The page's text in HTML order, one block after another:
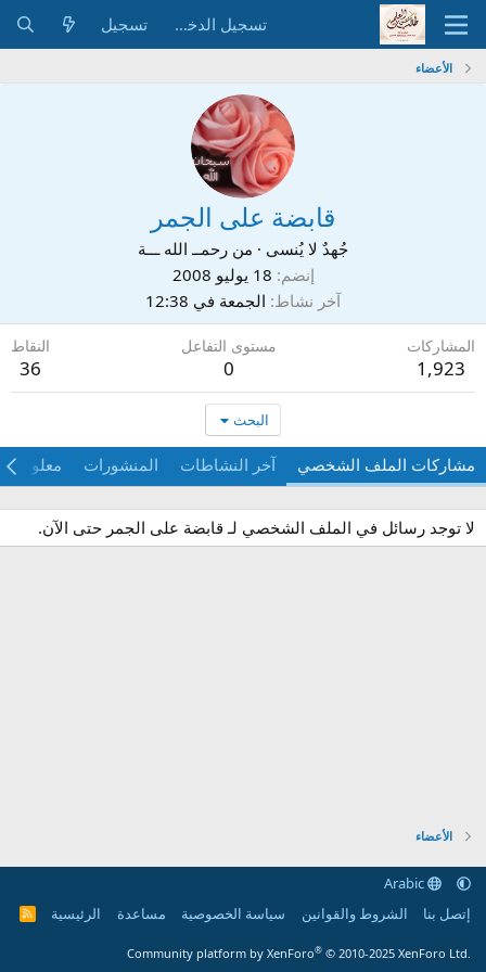
تسجيل الدخول تسجيل
الأعضاء
قابضة على الجمر
جُهدٌ لا يُنسى · من رحمــ الله ـــة
إنضم 18 يوليو 2008
آخر نشاط الجمعة في 12:38
المشاركات
1,923
مستوى التفاعل
0
النقاط
36
البحث
مشاركات الملف الشخصي آخر النشاطات المنشورات معلومات
لا توجد رسائل في الملف الشخصي لـ قابضة على الجمر حتى الآن.
الأعضاء
Arabic
إتصل بنا
الشروط والقوانين سياسة الخصوصية مساعدة الرئيسية
R
Community platform by XenForo® © 2010-2025 XenForo Ltd.